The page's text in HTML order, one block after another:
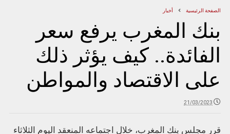
الصفحة الرئيسية أخبار
بنك المغرب يرفع سعر
الفائدة.. كيف يؤثر ذلك
على الاقتصاد والمواطن
21/03/2023
قرر مجلس بنك المغرب، خلال اجتماعه المنعقد اليوم الثلاثاء